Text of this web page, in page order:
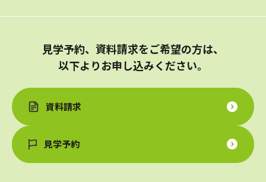
見学予約、資料請求をご希望の方は、
以下よりお申し込みください。
資料請求
見学予約